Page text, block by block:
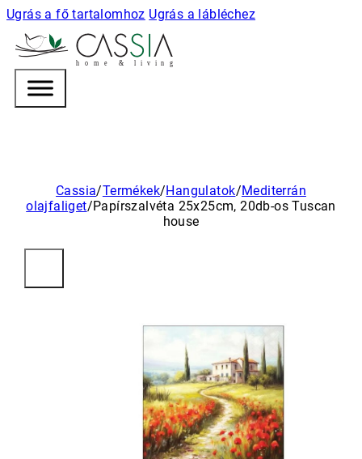
Ugrás a fő tartalomhoz Ugrás a lábléchez
h o m e & l i v i n g
Cassia/Termékek/Hangulatok/Mediterrán
olajfaliget/Papírszalvéta 25x25cm, 20db-os Tuscan
house